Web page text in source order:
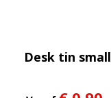
Desk tin small